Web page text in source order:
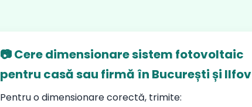
📷 Cere dimensionare sistem fotovoltaic
pentru casă sau firmă în București și Ilfov
Pentru o dimensionare corectă, trimite: